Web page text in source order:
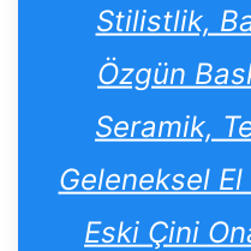
Stilistlik,
Özgün
Seramik,
Geleneksel El
Eski Çini